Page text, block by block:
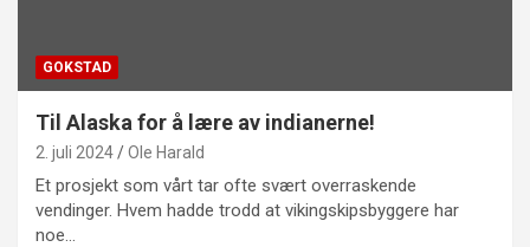
GOKSTAD
Til Alaska for å lære av indianerne!
2. juli 2024 Ole Harald
Et prosjekt som vårt tar ofte svært overraskende
vendinger. Hvem hadde trodd at vikingskipsbyggere har
noe…